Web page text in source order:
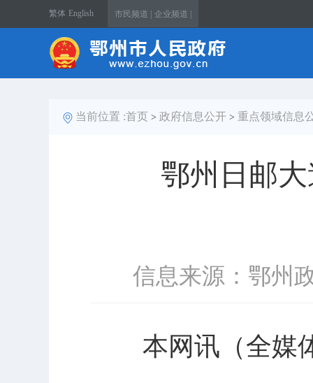
繁体 English 市民频道 | 企业频道 |
当前位置 :首页 > 政府信息公开 > 重点领域信息
鄂州日邮
信息来源：鄂州
本网讯（全媒体